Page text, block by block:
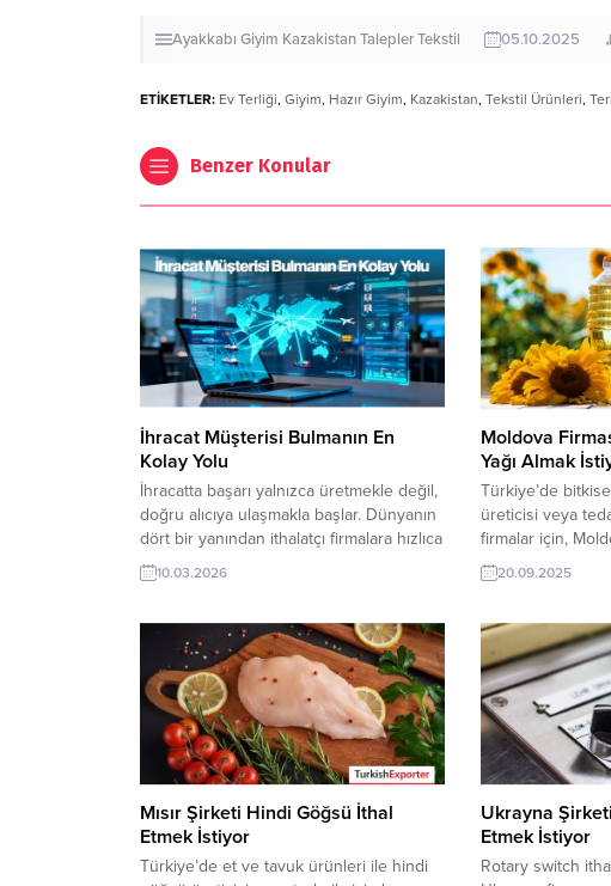
Ayakkabı Giyim KazakistanTaleplerTekstil 05.10.2025
ETİKETLER: Ev Terliği, Giyim, Hazır Giyim, Kazakistan, Tekstil Ürünleri,
Benzer Konular
İhracat Müşterisi Bulmanın En
Kolay Yolu
İhracatta başarı yalnızca üretmekle değil,
doğru alıcıya ulaşmakla başlar. Dünyanın
dört bir yanından ithalatçı firmalara hızlıca
erişmek, talepleri görmek ve yeni iş
bağlantıları kurmak artık çok daha kolay.
avantaj sağlıyor. Günün Alım
Taleplerinden Bazıları: Sırbistan Şirketi,
Türkiye’den Meyve Çeşitleri İthal
EdecekLübnanlı Şirket, Gaz İstasyonu
Hortumları...
10.03.2026
Moldova
Yağı Almak
Türkiye’de
üreticisi veya
firmalar için,
ayçiçek yağı
pazarı fırsatı
TurkishExporter
sahibi
Talebin
ulaşabilirsiniz
20.09.2025
Mısır Şirketi Hindi Göğsü İthal
Etmek İstiyor
Türkiye’de et ve tavuk ürünleri ile hindi
Ukrayna
Etmek İstiyor
Rotary switch